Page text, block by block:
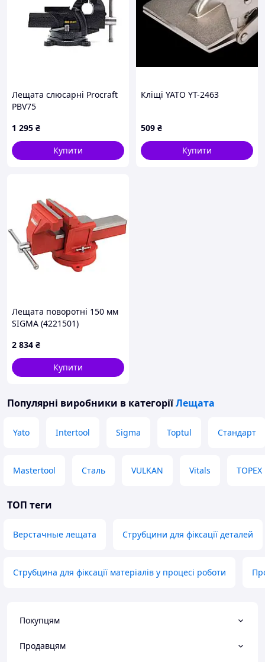
Лещата слюсарні Procraft
PBV75
1 295 ₴
Купити
Кліщі YATO YT-2463
509 ₴
Купити
Лещата поворотні 150 мм
SIGMA (4221501)
2 834 ₴
Купити
Популярні виробники в категоріїЛещата
Yato Intertool Sigma Toptul Стандарт
Mastertool Сталь VULKAN Vitals TOPEX
ТОП теги
Верстачные лещата Струбцини для фіксації деталей
Струбцина для фіксації матеріалів у процесі роботи
Покупцям
Продавцям